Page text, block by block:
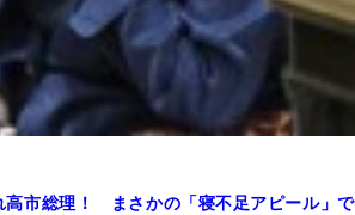
高市総理！ まさかの「寝不足アピール」で